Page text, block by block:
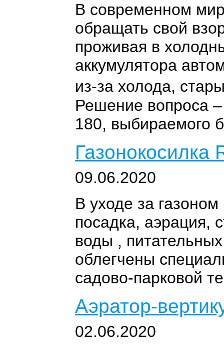
В современном
обращать свой
проживая в
аккумулятора
из-за холода,
Решение вопроса –
180, выбираемого
Газонокосилка
09.06.2020
В уходе за
посадка, аэрация,
воды ,
облегчены
садово-парковой
Аэратор-
02.06.2020